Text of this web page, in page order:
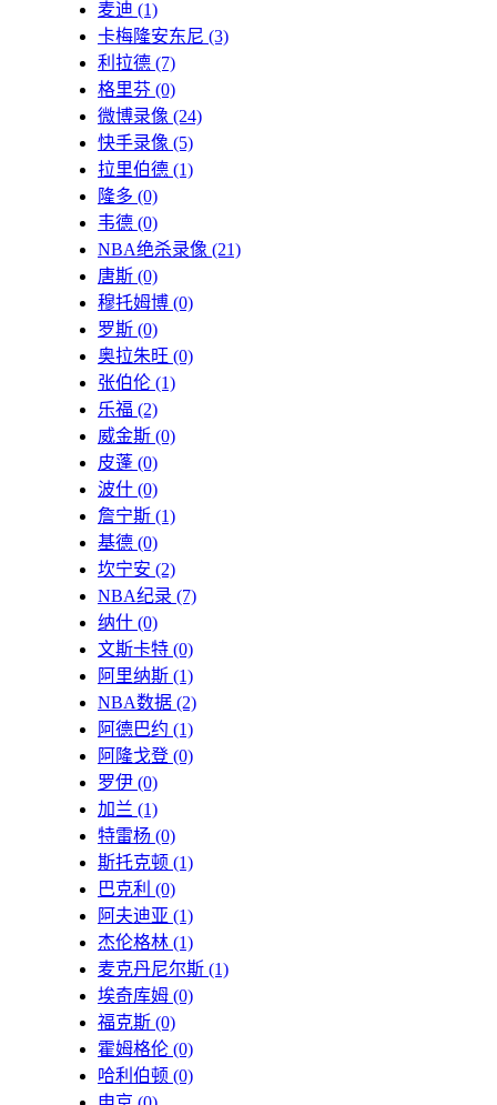
麦迪 (1)
卡梅隆安东尼 (3)
利拉德 (7)
格里芬 (0)
微博录像 (24)
快手录像 (5)
拉里伯德 (1)
隆多 (0)
韦德 (0)
NBA绝杀录像 (21)
唐斯 (0)
穆托姆博 (0)
罗斯 (0)
奥拉朱旺 (0)
张伯伦 (1)
乐福 (2)
威金斯 (0)
皮蓬 (0)
波什 (0)
詹宁斯 (1)
基德 (0)
坎宁安 (2)
NBA纪录 (7)
纳什 (0)
文斯卡特 (0)
阿里纳斯 (1)
NBA数据 (2)
阿德巴约 (1)
阿隆戈登 (0)
罗伊 (0)
加兰 (1)
特雷杨 (0)
斯托克顿 (1)
巴克利 (0)
阿夫迪亚 (1)
杰伦格林 (1)
麦克丹尼尔斯 (1)
埃奇库姆 (0)
福克斯 (0)
霍姆格伦 (0)
哈利伯顿 (0)